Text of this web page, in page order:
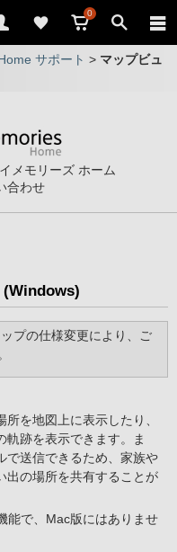
0
サポート > マップビュ
メモリーズ ホーム
合わせ
(Windows)
プの仕様変更により、ご
を地図上に表示したり、
軌跡を表示できます。ま
で送信できるため、家族や
出の場所を共有することが
能で、Mac版にはありませ